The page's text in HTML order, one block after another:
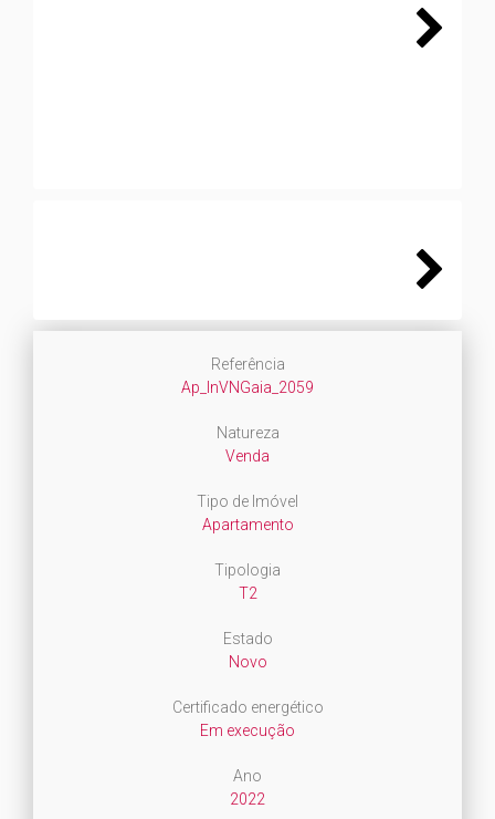
Referência
Ap_InVNGaia_2059
Natureza
Venda
Tipo de Imóvel
Apartamento
Tipologia
T2
Estado
Novo
Certificado energético
Em execução
Ano
2022